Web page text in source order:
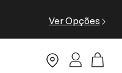
Ver Opções